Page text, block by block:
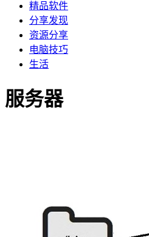
精品软件
分享发现
资源分享
电脑技巧
生活
服务器